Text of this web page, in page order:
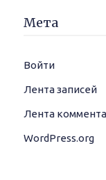
Мета
Войти
Лента записей
Лента
WordPress.org